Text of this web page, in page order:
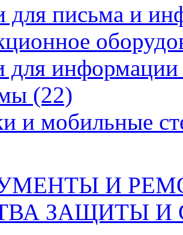
для письма и
для
(22)
и мобильные
И
ЗАЩИТЫ